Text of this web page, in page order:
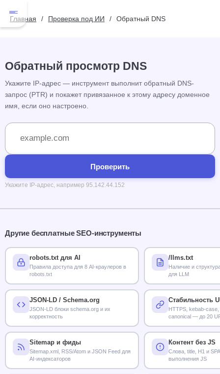
Главная Проверка под ИИ Обратный DNS
Обратный просмотр DNS
Укажите IP-адрес — инструмент выполнит обратный DNS-
запрос (PTR) и покажет привязанное к этому адресу доменное
имя, если оно настроено.
Проверить
Укажите IP-адрес, например 95.142.44.152
Другие бесплатные SEO-инструменты
robots.txt для AI
Правила доступа для 8 AI-краулеров в
robots.txt
/llms.txt
Наличие и
для LLM
JSON-LD / Schema.org
JSON-LD блоки schema.org и их
корректность
Стабильность
HTTPS, kebab-case,
canonical — до 20
Sitemap и фиды
Sitemap.xml, RSS/Atom и JSON Feed для
AI-индексаторов
Контент без JS
Слова, title, H1 и
выполнения JS